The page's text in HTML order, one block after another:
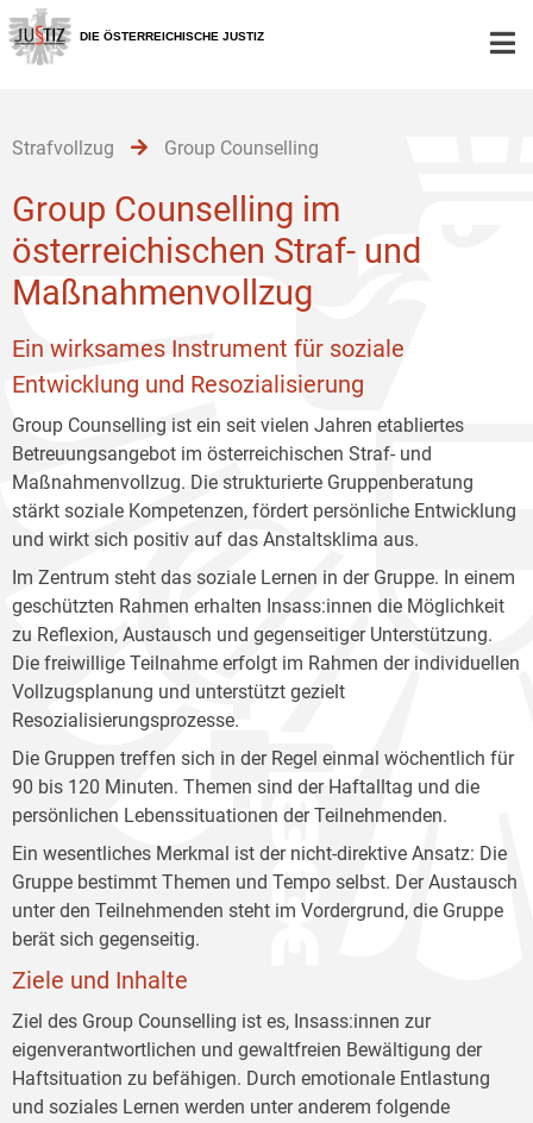
Zur
Hauptnavigation
[1]
Zum
Inhalt
[2]
Zum
Untermenü
[3]
DIE ÖSTERREICHISCHE JUSTIZ
Strafvollzug Group Counselling
Group Counselling im
österreichischen Straf- und
Maßnahmenvollzug
Ein wirksames Instrument für soziale
Entwicklung und Resozialisierung
Group Counselling ist ein seit vielen Jahren etabliertes
Betreuungsangebot im österreichischen Straf- und
Maßnahmenvollzug. Die strukturierte Gruppenberatung
stärkt soziale Kompetenzen, fördert persönliche Entwicklung
und wirkt sich positiv auf das Anstaltsklima aus.
Im Zentrum steht das soziale Lernen in der Gruppe. In einem
geschützten Rahmen erhalten Insass:innen die Möglichkeit
zu Reflexion, Austausch und gegenseitiger Unterstützung.
Die freiwillige Teilnahme erfolgt im Rahmen der individuellen
Vollzugsplanung und unterstützt gezielt
Resozialisierungsprozesse.
Die Gruppen treffen sich in der Regel einmal wöchentlich für
90 bis 120 Minuten. Themen sind der Haftalltag und die
persönlichen Lebenssituationen der Teilnehmenden.
Ein wesentliches Merkmal ist der nicht-direktive Ansatz: Die
Gruppe bestimmt Themen und Tempo selbst. Der Austausch
unter den Teilnehmenden steht im Vordergrund, die Gruppe
berät sich gegenseitig.
Ziele und Inhalte
Ziel des Group Counselling ist es, Insass:innen zur
eigenverantwortlichen und gewaltfreien Bewältigung der
Haftsituation zu befähigen. Durch emotionale Entlastung
und soziales Lernen werden unter anderem folgende